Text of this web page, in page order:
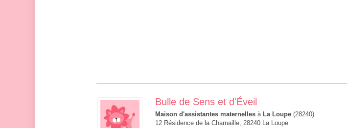
Bulle de Sens et d'Éveil
Maison d'assistantes maternelles à La Loupe (28240)
12 Résidence de la Chamaille, 28240 La Loupe